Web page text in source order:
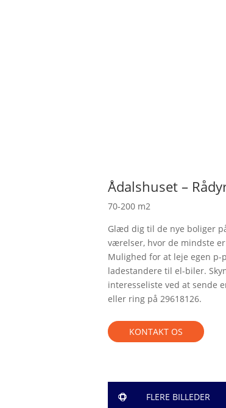
Ådalshuset –
70-200 m2
Glæd dig til de nye boliger
værelser, hvor de mindste
Mulighed for at leje egen
ladestandere til el-biler.
interesseliste ved at sende
eller ring på 29618126.
KONTAKT OS
0
0 FLERE BILLEDER